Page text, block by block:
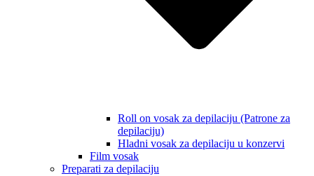
Roll on vosak za depilaciju (Patrone za
depilaciju)
Hladni vosak za depilaciju u konzervi
Film vosak
Preparati za depilaciju